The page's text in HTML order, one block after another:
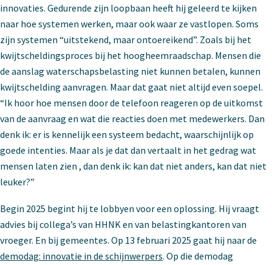
innovaties. Gedurende zijn loopbaan heeft hij geleerd te kijken
naar hoe systemen werken, maar ook waar ze vastlopen. Soms
zijn systemen “uitstekend, maar ontoereikend”. Zoals bij het
kwijtscheldingsproces bij het hoogheemraadschap. Mensen die
de aanslag waterschapsbelasting niet kunnen betalen, kunnen
kwijtschelding aanvragen. Maar dat gaat niet altijd even soepel.
“Ik hoor hoe mensen door de telefoon reageren op de uitkomst
van de aanvraag en wat die reacties doen met medewerkers. Dan
denk ik: er is kennelijk een systeem bedacht, waarschijnlijk op
goede intenties. Maar als je dat dan vertaalt in het gedrag wat
mensen laten zien , dan denk ik: kan dat niet anders, kan dat niet
leuker?”
Begin 2025 begint hij te lobbyen voor een oplossing. Hij vraagt
advies bij collega’s van HHNK en van belastingkantoren van
vroeger. En bij gemeentes. Op 13 februari 2025 gaat hij naar de
demodag: innovatie in de schijnwerpers. Op die demodag